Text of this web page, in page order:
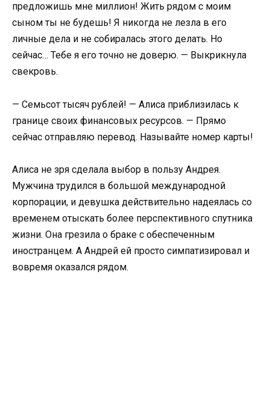
предложишь мне миллион! Жить рядом с моим
сыном ты не будешь! Я никогда не лезла в его
личные дела и не собиралась этого делать. Но
сейчас… Тебе я его точно не доверю. — Выкрикнула
свекровь.
— Семьсот тысяч рублей! — Алиса приблизилась к
границе своих финансовых ресурсов. — Прямо
сейчас отправляю перевод. Называйте номер карты!
Алиса не зря сделала выбор в пользу Андрея.
Мужчина трудился в большой международной
корпорации, и девушка действительно надеялась со
временем отыскать более перспективного спутника
жизни. Она грезила о браке с обеспеченным
иностранцем. А Андрей ей просто симпатизировал и
вовремя оказался рядом.